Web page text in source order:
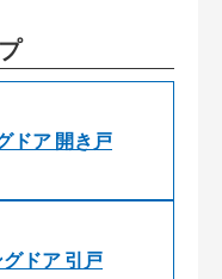
ドア 開き戸
ドア 引戸